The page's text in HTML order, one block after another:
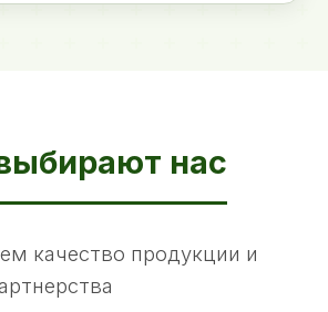
нас
качество продукции и